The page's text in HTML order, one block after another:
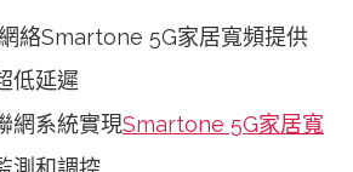
絡Smartone 5G家居寬頻提供
低延遲
網系統實現Smartone 5G家居寬